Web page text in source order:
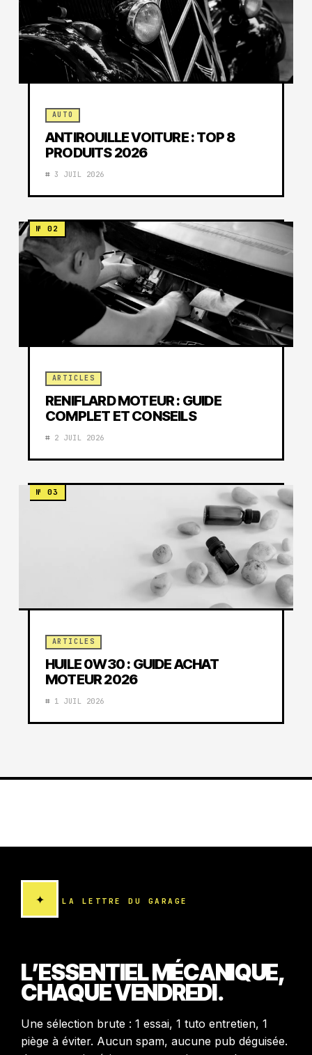
AUTO
ANTIROUILLE VOITURE : TOP 8
PRODUITS 2026
3 JUIL 2026
ARTICLES
RENIFLARD MOTEUR : GUIDE
COMPLET ET CONSEILS
2 JUIL 2026
ARTICLES
HUILE 0W30 : GUIDE ACHAT
MOTEUR 2026
1 JUIL 2026
✦ LA LETTRE DU GARAGE
L’ESSENTIEL MÉCANIQUE,
CHAQUE VENDREDI.
Une sélection brute : 1 essai, 1 tuto entretien, 1
piège à éviter. Aucun spam, aucune pub déguisée.